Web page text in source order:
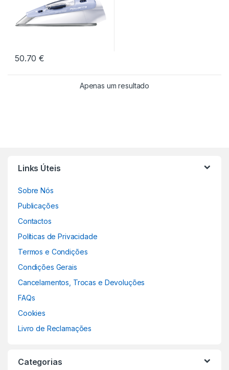
50.70€
Apenas um resultado
Links Úteis
Sobre Nós
Publicações
Contactos
Políticas de Privacidade
Termos e Condições
Condições Gerais
Cancelamentos, Trocas e Devoluções
FAQs
Cookies
Livro de Reclamações
Categorias